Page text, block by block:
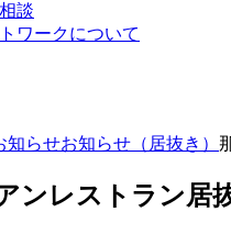
談
ワークについて
知らせお知らせ（居抜き）
ンレストラン居